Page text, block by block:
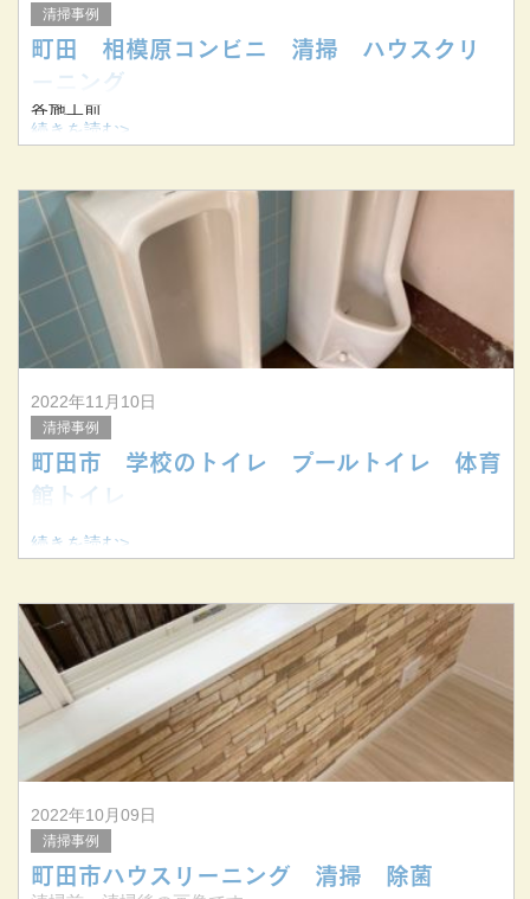
清掃事例
町田 相模原コンビニ 清掃 ハウスクリ
ーニング
各施工前
各施工後
続きを読む>
2022年11月10日
清掃事例
町田市 学校のトイレ プールトイレ 体育
館トイレ
続きを読む>
2022年10月09日
清掃事例
町田市ハウスリーニング 清掃 除菌